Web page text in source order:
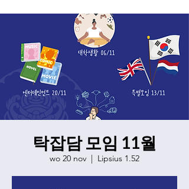
탁잡담 모임 11월
wo 20 nov
  |
Lipsius 1.52